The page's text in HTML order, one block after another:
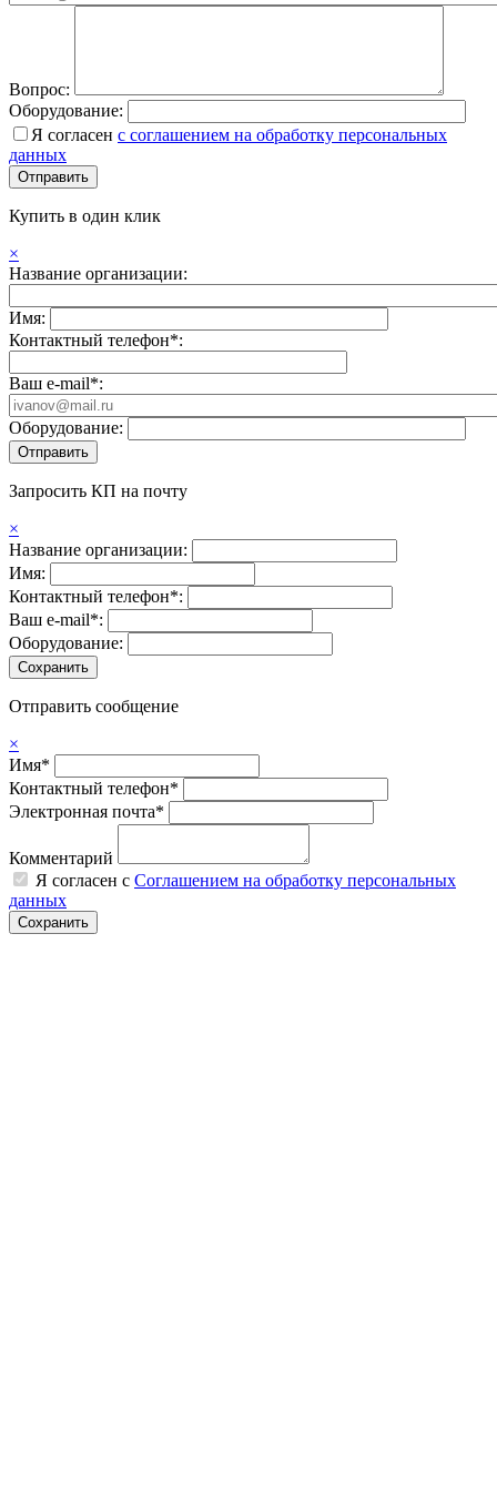
Вопрос:
Оборудование:
Я согласен с соглашением на обработку персональных
данных
Купить в один клик
×
Название организации:
Имя:
Контактный телефон*:
Ваш e-mail*:
Оборудование:
Запросить КП на почту
×
Название организации:
Имя:
Контактный телефон*:
Ваш e-mail*:
Оборудование:
Отправить сообщение
×
Имя*
Контактный телефон*
Электронная почта*
Комментарий
Я согласен с Соглашением на обработку персональных
данных